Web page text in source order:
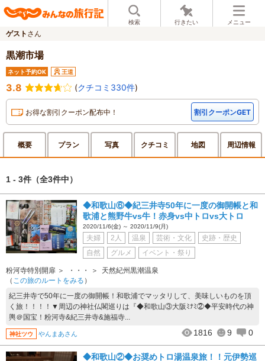
検索 行きたい メニュー
ゲスト さん
黒潮市場
ネット予約OK 王道
3.8 (クチコミ330件)
お得な割引クーポン配布中！ 割引クーポンGET
概要 プラン 写真 クチコミ 地図 周辺情報
1 - 3件 （全3件中）
◆和歌山⑥◆紀三井寺50年に一度の御開帳と和
歌浦と熊野牛vs牛！赤身vs中トロvs大トロ
2020/11/6(金) ～ 2020/11/9(月)
夫婦 2人 温泉 芸術・文化
史跡・歴史
自然
グルメ イベント・祭り
粉河寺特別開扉 ・・・
天然紀州黒潮温泉
（ この旅のルートをみる ）
紀三井寺で50年に一度の御開帳！和歌浦でマッタリして、美味しいものを頂
く旅！！！！▼周辺の神社仏閣巡りは『◆和歌山③大阪ﾐﾅﾐ②◆平安時代の神
輿＠国宝！粉河寺&紀三井寺&施福寺...
神社ツウ やんまあさん 1816 9 0
◆和歌山②◆お奨めトロ湯温泉旅！！元伊勢巡